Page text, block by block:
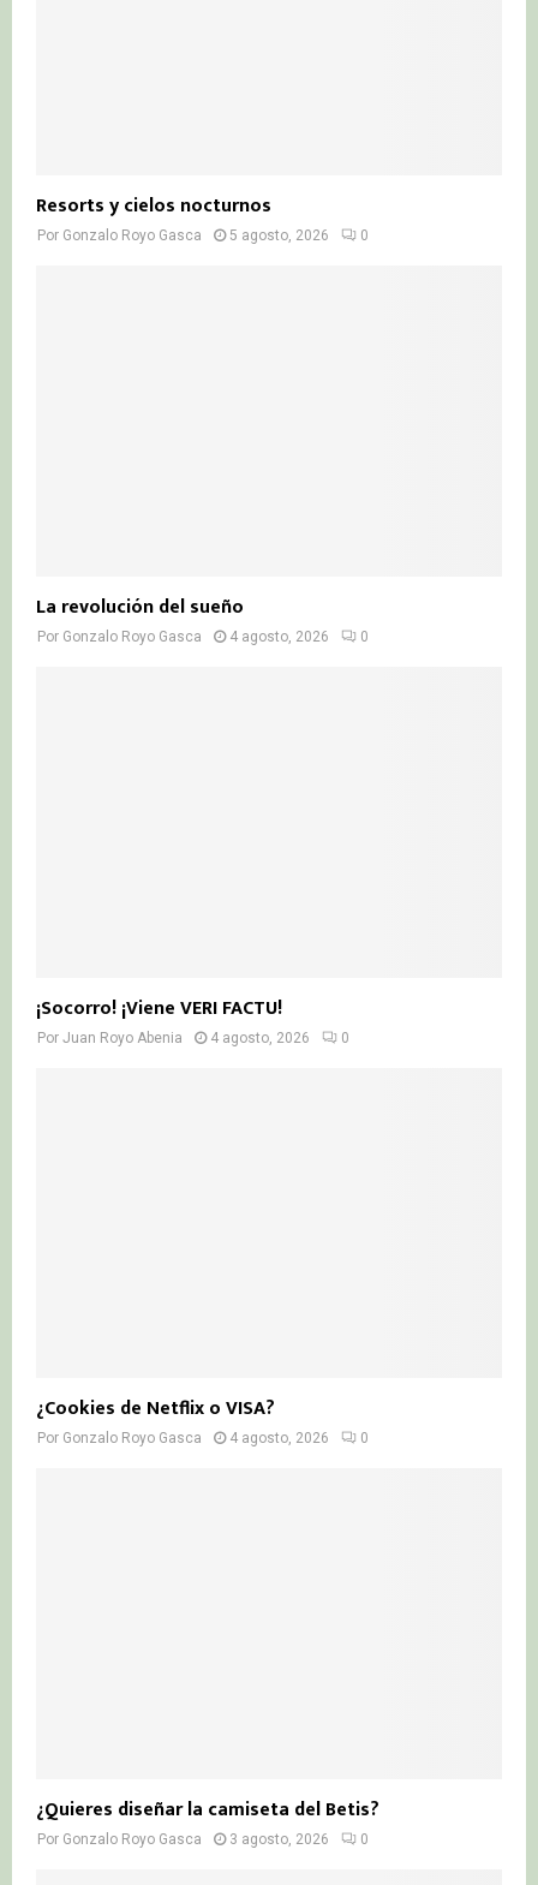
Resorts y cielos nocturnos
Por Gonzalo Royo Gasca 5 agosto, 2026 0
La revolución del sueño
Por Gonzalo Royo Gasca 4 agosto, 2026 0
¡Socorro! ¡Viene VERI FACTU!
Por Juan Royo Abenia 4 agosto, 2026 0
¿Cookies de Netflix o VISA?
Por Gonzalo Royo Gasca 4 agosto, 2026 0
¿Quieres diseñar la camiseta del Betis?
Por Gonzalo Royo Gasca 3 agosto, 2026 0